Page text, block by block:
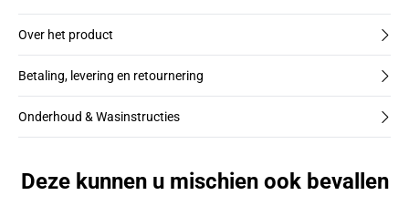
Over het product
Betaling, levering en retournering
Onderhoud & Wasinstructies
Deze kunnen u mischien ook bevallen